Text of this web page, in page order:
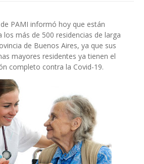
PAMI informó hoy que están
los más de 500 residencias de larga
de Buenos Aires, ya que sus
mayores residentes ya tienen el
completo contra la Covid-19.